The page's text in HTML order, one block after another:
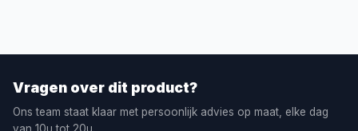
Vragen over dit product?
Ons team staat klaar met persoonlijk advies op maat, elke dag